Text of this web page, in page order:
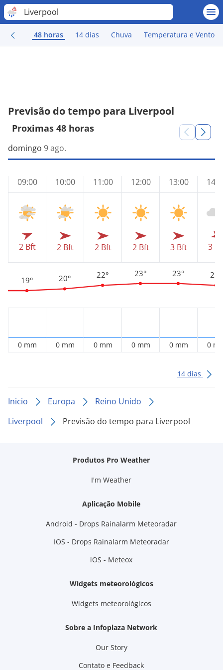
Liverpool
48 horas 14 dias Chuva Temperatura e Vento
Previsão do tempo para Liverpool
Proximas 48 horas
domingo 9 ago.
09:00
2 Bft
19°
0 mm
10:00
2 Bft
20°
0 mm
11:00
2 Bft
22°
0 mm
12:00
2 Bft
23°
0 mm
13:00
3 Bft
23°
0 mm
3
22°
0
14 dias
Inicio Europa
Reino Unido
Liverpool
Previsão do tempo para Liverpool
Produtos Pro Weather
I'm Weather
Aplicação Mobile
Android - Drops Rainalarm Meteoradar
IOS - Drops Rainalarm Meteoradar
iOS - Meteox
Widgets meteorológicos
Widgets meteorológicos
Sobre a Infoplaza Network
Our Story
Contato e Feedback